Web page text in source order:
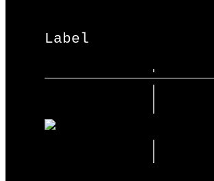
Label